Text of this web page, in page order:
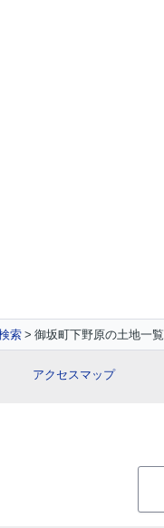
索 御坂町下野原の土地一覧
アクセスマップ